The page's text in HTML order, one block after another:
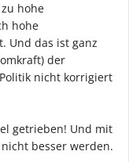
hohe
hohe
Und das ist ganz
der
nicht korrigiert
getrieben! Und mit
besser werden.